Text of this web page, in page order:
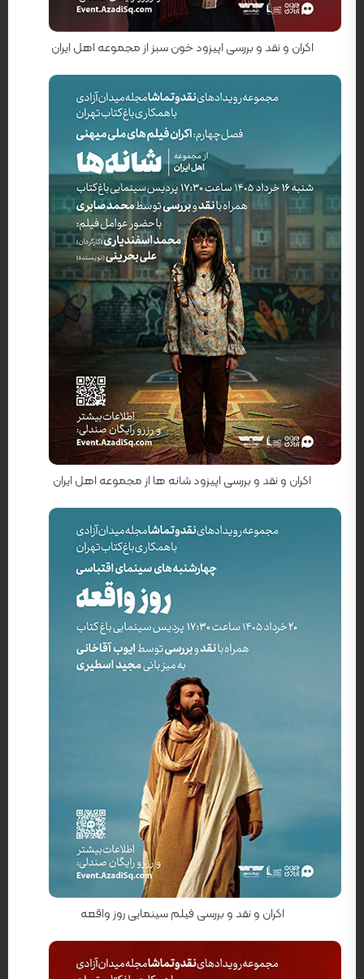
کارگردان: علی سراهنگ
اکران و نقد و بررسی اپیزود خون سبز از مجموعه اهل ایران
کارگردان: محمد اسفندیاری
اکران و نقد و بررسی اپیزود شانه ها از مجموعه اهل ایران
کارگردان: شهرام اسدی
اکران و نقد و بررسی فیلم سینمایی روز واقعه